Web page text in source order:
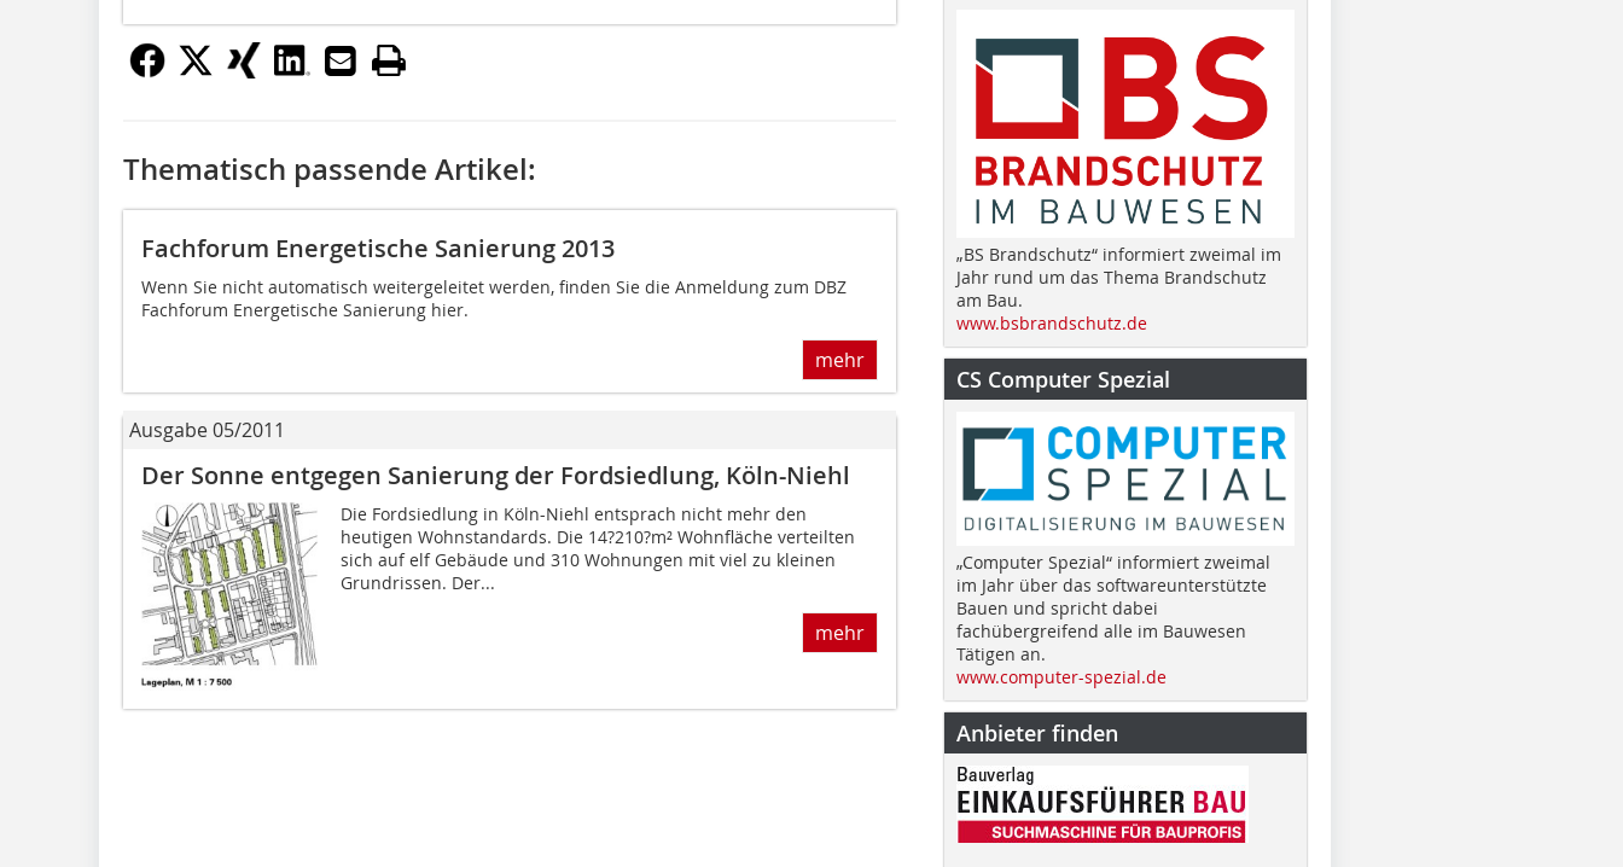
Thematisch passende Artikel:
Fachforum Energetische Sanierung 2013
Wenn Sie nicht automatisch weitergeleitet werden, finden Sie die Anmeldung zum DBZ
Fachforum Energetische Sanierung hier.
mehr
Ausgabe 05/2011
Der Sonne entgegen Sanierung der Fordsiedlung, Köln-Niehl
Die Fordsiedlung in Köln-Niehl entsprach nicht mehr den
heutigen Wohnstandards. Die 14?210?m² Wohnfläche verteilten
sich auf elf Gebäude und 310 Wohnungen mit viel zu kleinen
Grundrissen. Der...
mehr
„BS Brandschutz“ informiert zweimal im
Jahr rund um das Thema Brandschutz
am Bau.
www.bsbrandschutz.de
CS Computer Spezial
„Computer Spezial“ informiert zweimal
im Jahr über das softwareunterstützte
Bauen und spricht dabei
fachübergreifend alle im Bauwesen
Tätigen an.
www.computer-spezial.de
Anbieter finden